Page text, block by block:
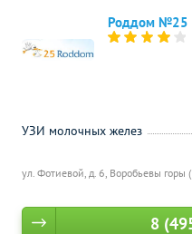
Роддом №25
ул. Фотиевой, д. 6, Воробьевы горы
УЗИ молочных желез
8